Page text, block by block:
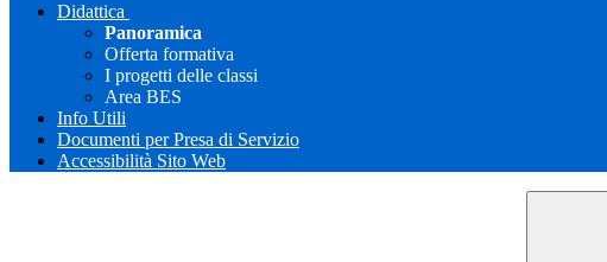
Didattica
Panoramica
Offerta formativa
I progetti delle classi
Area BES
Info Utili
Documenti per Presa di Servizio
Accessibilità Sito Web